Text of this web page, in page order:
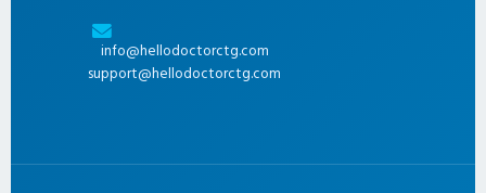
info@hellodoctorctg.com
support@hellodoctorctg.com